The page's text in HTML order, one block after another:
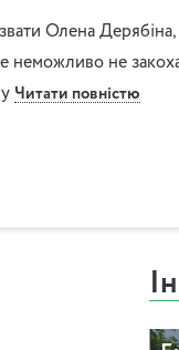
Олена Дерябіна,
неможливо не
Читати повністю